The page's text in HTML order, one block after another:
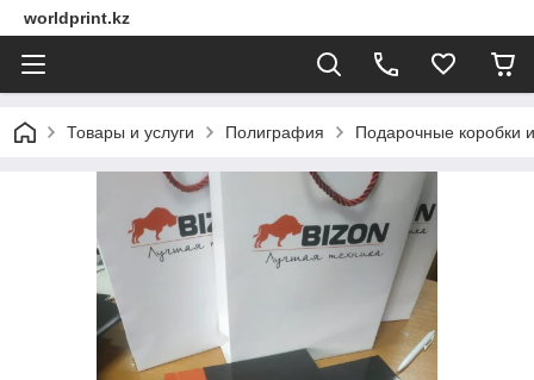
worldprint.kz
Товары и услуги Полиграфия Подарочные коробки